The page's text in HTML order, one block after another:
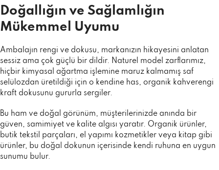
Doğallığın ve Sağlamlığın
Mükemmel Uyumu
Ambalajın rengi ve dokusu, markanızın hikayesini anlatan
sessiz ama çok güçlü bir dildir. Naturel model zarflarımız,
hiçbir kimyasal ağartma işlemine maruz kalmamış saf
selülozdan üretildiği için o kendine has, organik kahverengi
kraft dokusunu gururla sergiler.
Bu ham ve doğal görünüm, müşterilerinizde anında bir
güven, samimiyet ve kalite algısı yaratır. Organik ürünler,
butik tekstil parçaları, el yapımı kozmetikler veya kitap gibi
ürünler, bu doğal dokunun içerisinde kendi ruhuna en uygun
sunumu bulur.